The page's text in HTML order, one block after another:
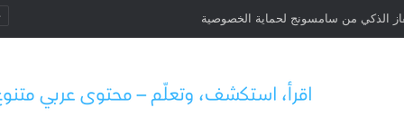
الزيادة والتوزيع في يوليو 2026